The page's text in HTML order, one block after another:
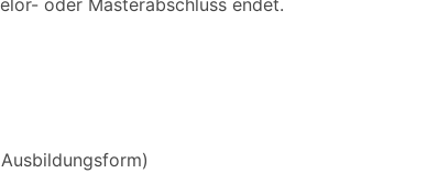
oder Masterabschluss endet.